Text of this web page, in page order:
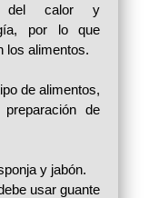
del calor y
por lo que
los alimentos.
de alimentos,
de
y jabón.
usar guante